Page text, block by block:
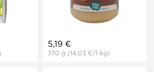
5,19 €
370 g (14,03 €/1 kg)